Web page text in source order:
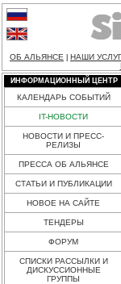
ОБ АЛЬЯНСЕ НАШИ
ИНФОРМАЦИОННЫЙ ЦЕНТР
КАЛЕНДАРЬ СОБЫТИЙ
IT-НОВОСТИ
НОВОСТИ И ПРЕСС-
РЕЛИЗЫ
ПРЕССА ОБ АЛЬЯНСЕ
СТАТЬИ И ПУБЛИКАЦИИ
НОВОЕ НА САЙТЕ
ТЕНДЕРЫ
ФОРУМ
СПИСКИ РАССЫЛКИ И
ДИСКУССИОННЫЕ
ГРУППЫ